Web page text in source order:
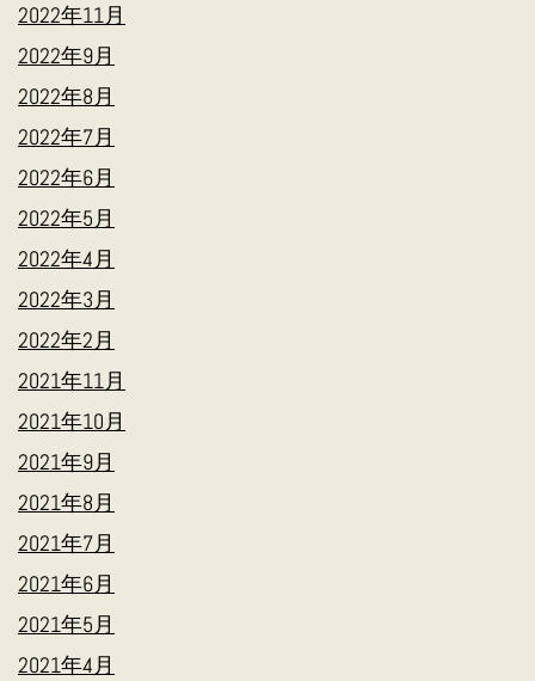
2022年11月
2022年9月
2022年8月
2022年7月
2022年6月
2022年5月
2022年4月
2022年3月
2022年2月
2021年11月
2021年10月
2021年9月
2021年8月
2021年7月
2021年6月
2021年5月
2021年4月